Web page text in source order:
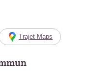
Trajet Maps